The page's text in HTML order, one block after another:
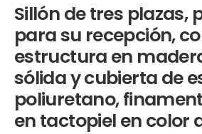
Sillón de tres plazas,
para su recepción,
estructura en
sólida y cubierta de
poliuretano,
en tactopiel en color